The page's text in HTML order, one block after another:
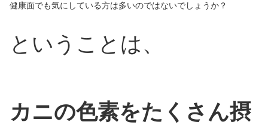
健康面でも気にしている方は多いのではないでしょうか？
ということは、
カニの色素をたくさん摂